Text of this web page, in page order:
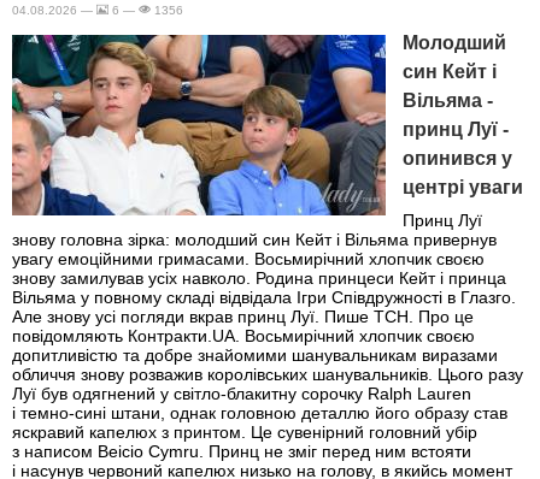
04.08.2026 — 6 — 1356
Молодший
син Кейт і
Вільяма -
принц Луї -
опинився у
центрі уваги
Принц Луї
знову головна зірка: молодший син Кейт і Вільяма привернув
увагу емоційними гримасами. Восьмирічний хлопчик своєю
знову замилував усіх навколо. Родина принцеси Кейт і принца
Вільяма у повному складі відвідала Ігри Співдружності в Глазго.
Але знову усі погляди вкрав принц Луї. Пише ТСН. Про це
повідомляють Контракти.UA. Восьмирічний хлопчик своєю
допитливістю та добре знайомими шанувальникам виразами
обличчя знову розважив королівських шанувальників. Цього разу
Луї був одягнений у світло-блакитну сорочку Ralph Lauren
і темно-сині штани, однак головною деталлю його образу став
яскравий капелюх з принтом. Це сувенірний головний убір
з написом Beicio Cymru. Принц не зміг перед ним встояти
і насунув червоний капелюх низько на голову, в якийсь момент